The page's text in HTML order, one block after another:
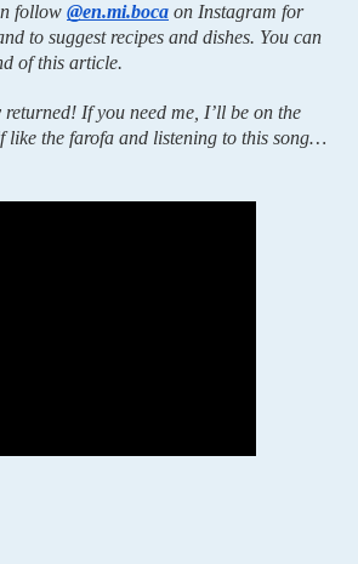
follow @en.mi.boca on Instagram for
to suggest recipes and dishes. You can
of this article.
If you need me, I’ll be on the
like the farofa and listening to this song…